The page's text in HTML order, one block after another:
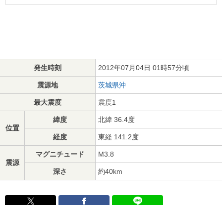
発生時刻 2012年07月04日 01時57分頃
震源地 茨城県沖
最大震度 震度1
位置
緯度 北緯 36.4度
経度 東経 141.2度
震源
マグニチュード M3.8
深さ 約40km